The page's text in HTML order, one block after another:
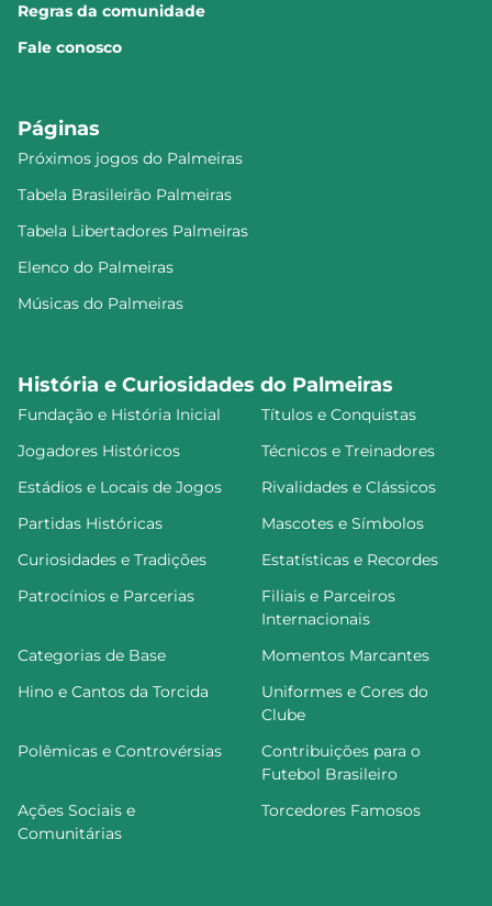
Regras da comunidade
Fale conosco
Páginas
Próximos jogos do Palmeiras
Tabela Brasileirão Palmeiras
Tabela Libertadores Palmeiras
Elenco do Palmeiras
Músicas do Palmeiras
História e Curiosidades do Palmeiras
Fundação e História Inicial
Títulos e Conquistas
Jogadores Históricos
Técnicos e Treinadores
Estádios e Locais de Jogos
Rivalidades e Clássicos
Partidas Históricas
Mascotes e Símbolos
Curiosidades e Tradições
Estatísticas e Recordes
Patrocínios e Parcerias
Filiais e Parceiros
Internacionais
Categorias de Base
Momentos Marcantes
Hino e Cantos da Torcida
Uniformes e Cores do
Clube
Polêmicas e Controvérsias
Contribuições para o
Futebol Brasileiro
Ações Sociais e
Comunitárias
Torcedores Famosos